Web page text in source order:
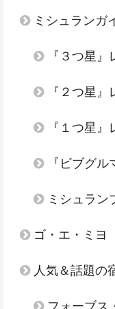
ミシュランガ
『３つ星
『２つ星
『１つ星
『ビブグ
ミシュラン
ゴ・エ・ミヨ
人気＆話題の